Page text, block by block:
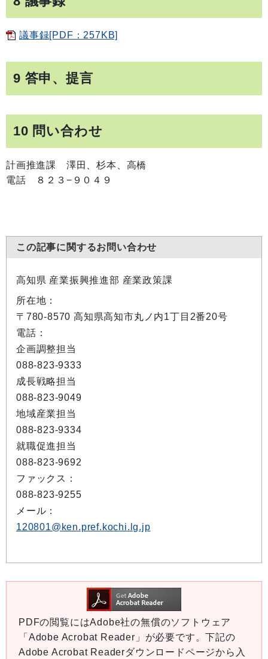
議事録[PDF：257KB]
9 答申、提言
10 問い合わせ
計画推進課 澤田、杉本、高橋
電話 ８２３−９０４９
この記事に関するお問い合わせ
高知県 産業振興推進部 産業政策課
所在地：
〒780-8570 高知県高知市丸ノ内1丁目2番20号
電話：
企画調整担当
088-823-9333
成長戦略担当
088-823-9049
地域産業担当
088-823-9334
就職促進担当
088-823-9692
ファックス：
088-823-9255
メール：
120801@ken.pref.kochi.lg.jp
PDFの閲覧にはAdobe社の無償のソフトウェア
「Adobe Acrobat Reader」が必要です。下記の
Adobe Acrobat Readerダウンロードページから入